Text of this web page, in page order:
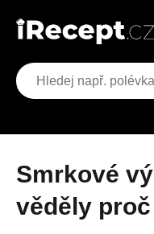
Smrkové výhonky: babičky
věděly